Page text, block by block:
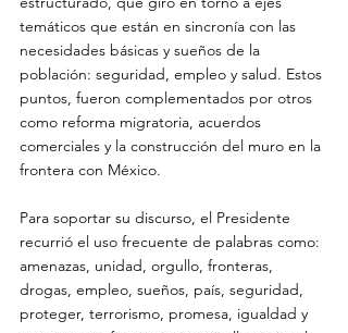
temáticos que están en sincronía con las
necesidades básicas y sueños de la
población: seguridad, empleo y salud. Estos
puntos, fueron complementados por otros
como reforma migratoria, acuerdos
comerciales y la construcción del muro en la
frontera con México.
Para soportar su discurso, el Presidente
recurrió el uso frecuente de palabras como:
amenazas, unidad, orgullo, fronteras,
drogas, empleo, sueños, país, seguridad,
proteger, terrorismo, promesa, igualdad y